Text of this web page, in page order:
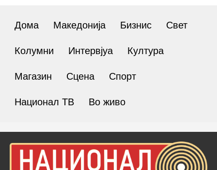
Дома Македонија Бизнис Свет
Колумни Интервјуа Култура
Магазин Сцена Спорт
Национал ТВ Во живо